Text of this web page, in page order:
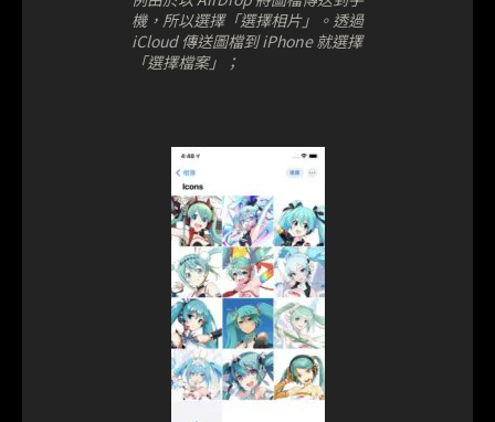
機，所以選擇「選擇相片」。透過
iCloud 傳送圖檔到 iPhone 就選擇
「選擇檔案」；